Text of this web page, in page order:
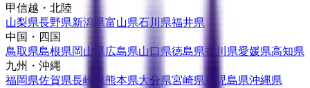
甲信越・北陸
山梨県長野県新潟県富山県石川県福井県
中国・四国
鳥取県島根県岡山県広島県山口県徳島県香川県愛媛県高知県
九州・沖縄
福岡県佐賀県長崎県熊本県大分県宮崎県 鹿児島県沖縄県